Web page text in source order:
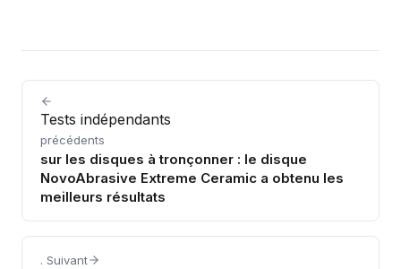
Tests indépendants
précédents
sur les disques à tronçonner : le disque
NovoAbrasive Extreme Ceramic a obtenu les
meilleurs résultats
. Suivant